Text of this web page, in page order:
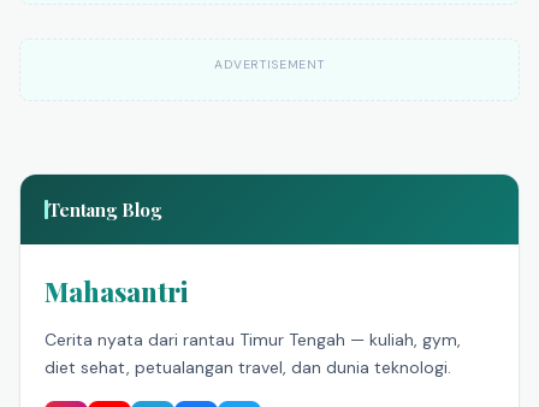
ADVERTISEMENT
Tentang Blog
Mahasantri
Cerita nyata dari rantau Timur Tengah — kuliah, gym,
diet sehat, petualangan travel, dan dunia teknologi.